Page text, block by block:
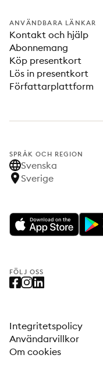
ANVÄNDBARA LÄNKAR
Kontakt och hjälp
Abonnemang
Köp presentkort
Lös in presentkort
Författarplattform
SPRÅK OCH REGION
Svenska
Sverige
FÖLJ OSS
Integritetspolicy
Användarvillkor
Om cookies